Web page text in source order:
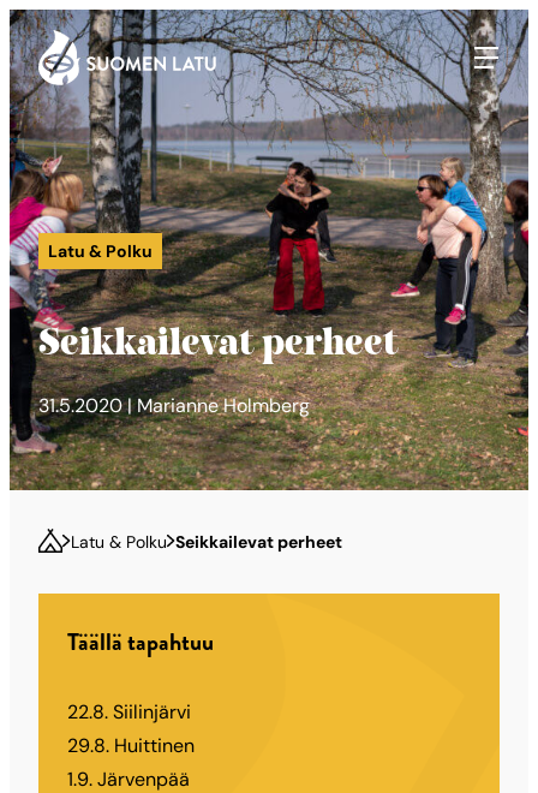
Siirry
suoraan
sisältöön
Suomen Latu
Latu & Polku
Seikkailevat perheet
31.5.2020 | Marianne Holmberg
Latu & Polku Seikkailevat perheet
Täällä tapahtuu
22.8. Siilinjärvi
29.8. Huittinen
1.9. Järvenpää